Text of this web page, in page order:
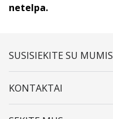
netelpa.
SUSISIEKITE SU MUMIS
KONTAKTAI